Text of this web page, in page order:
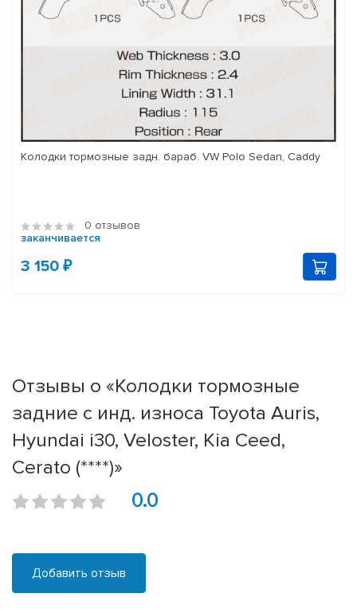
Колодки тормозные задн. бараб. VW Polo Sedan, Caddy
0 отзывов
заканчивается
3 150 ₽
Отзывы о «Колодки тормозные
задние с инд. износа Toyota Auris,
Hyundai i30, Veloster, Kia Ceed,
Cerato (****)»
0.0
Добавить отзыв